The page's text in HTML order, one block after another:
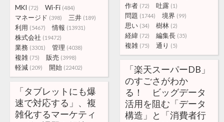
作者 (72) 吐露 (1)
問題 (1744) 境界 (99)
思い (34) 樹林 (2)
経緯 (72) 編集長 (35)
複雑 (75) 通り (5)
MKI (72) Wi-Fi (484)
マネージド (398) 三井 (189)
利用 (5467) 情報 (13931)
株式会社 (19472)
業務 (3301) 管理 (4038)
複雑 (75) 販売 (3998)
軽減 (209) 開始 (22402)
「楽天スーパーDB」
のすごさがわか
る！ ビッグデータ
活用を阻む「データ
構造」と「消費者行
「タブレットにも爆
速で対応する」、複
雑化するマーケティ